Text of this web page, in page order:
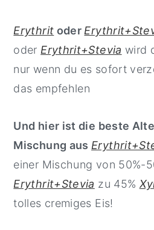
Erythrit oder
oder Erythrit+Stevia wird
nur wenn du es sofort
das empfehlen
Und hier ist die beste
Mischung aus
einer Mischung von 50%-
Erythrit+Stevia zu 45%
tolles cremiges Eis!